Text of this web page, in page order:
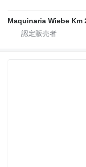
Maquinaria Wiebe Km